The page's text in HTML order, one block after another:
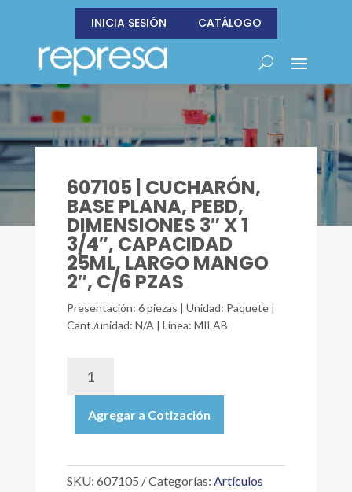
INICIA SESIÓN CATÁLOGO
607105 | CUCHARÓN,
BASE PLANA, PEBD,
DIMENSIONES 3″ X 1
3/4″, CAPACIDAD
25ML, LARGO MANGO
2″, C/6 PZAS
Presentación: 6 piezas | Unidad: Paquete |
Cant./unidad: N/A | Línea: MILAB
BASE
PLANA,
DIMENSIONES
Agregar a Cotización
SKU: 607105 Categorías: Artículos